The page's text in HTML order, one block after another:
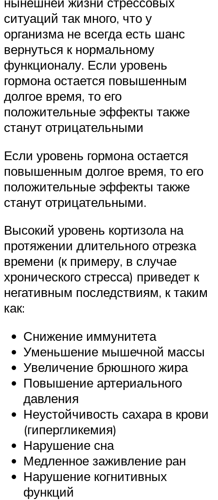
ситуаций так много, что у
организма не всегда есть шанс
вернуться к нормальному
функционалу. Если уровень
гормона остается повышенным
долгое время, то его
положительные эффекты также
станут отрицательными
Если уровень гормона остается
повышенным долгое время, то его
положительные эффекты также
станут отрицательными.
Высокий уровень кортизола на
протяжении длительного отрезка
времени (к примеру, в случае
хронического стресса) приведет к
негативным последствиям, к таким
как:
Снижение иммунитета
Уменьшение мышечной массы
Увеличение брюшного жира
Повышение артериального
давления
Неустойчивость сахара в крови
(гипергликемия)
Нарушение сна
Медленное заживление ран
Нарушение когнитивных
функций